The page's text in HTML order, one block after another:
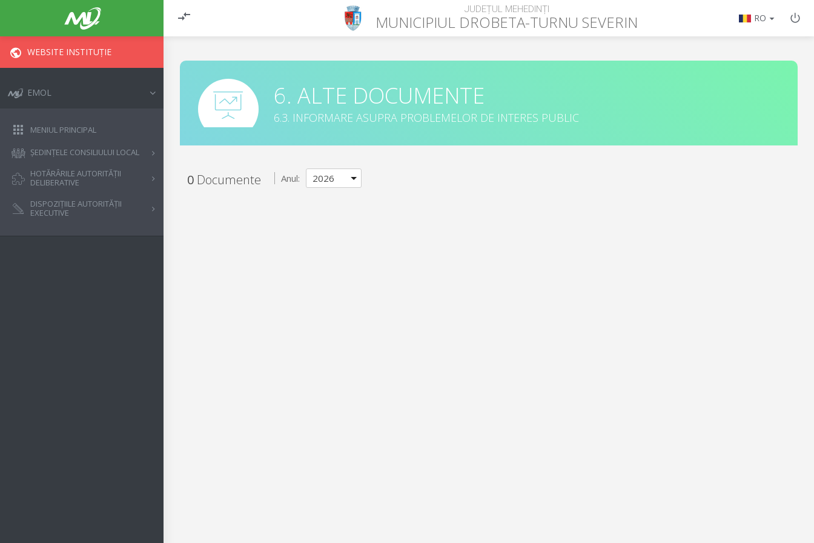
JUDEȚUL MEHEDINȚI
MUNICIPIUL DROBETA-TURNU SEVERIN RO
WEBSITE INSTITUȚIE
EMOL
MENIUL PRINCIPAL
ȘEDINȚELE CONSILIULUI LOCAL
HOTĂRÂRILE AUTORITĂȚII
DELIBERATIVE
DISPOZIȚIILE AUTORITĂȚII
EXECUTIVE
6. ALTE DOCUMENTE
6.3. INFORMARE ASUPRA PROBLEMELOR DE INTERES PUBLIC
0 Documente Anul: